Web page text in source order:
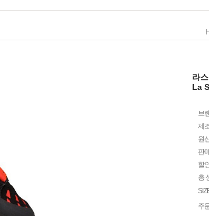
라
La
브
제
원
판
할
총
주